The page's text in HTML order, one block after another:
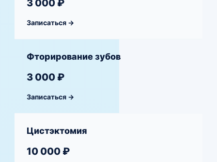
3 000 ₽
Записаться →
Фторирование зубов
3 000 ₽
Записаться →
Цистэктомия
10 000 ₽